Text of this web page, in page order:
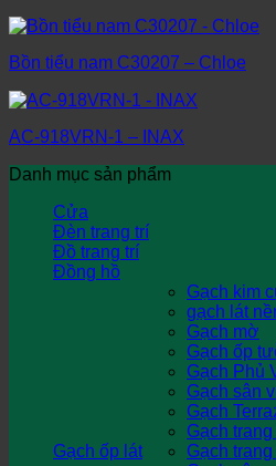
Bồn tiểu nam C30207 – Chloe
AC-918VRN-1 – INAX
Danh mục sản phẩm
Cửa
Đèn trang trí
Đồ trang trí
Đồng hồ
Gạch ốp lát
Gạch kim
gạch lát
Gạch mờ
Gạch ốp
Gạch Phủ
Gạch sân
Gạch
Gạch trang
Gạch